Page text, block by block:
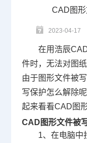
CAD图形
2023-04-17
在用浩辰
件时，无法对图
由于图形文件被
写保护怎么解除
起来看看CAD图
CAD图形文件被
1、在电脑中